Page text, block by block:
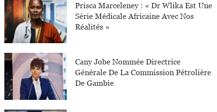
Prisca Marceleney : « Dr Wlika Est Une
Série Médicale Africaine Avec Nos
Réalités »
Cany Jobe Nommée Directrice
Générale De La Commission Pétrolière
De Gambie